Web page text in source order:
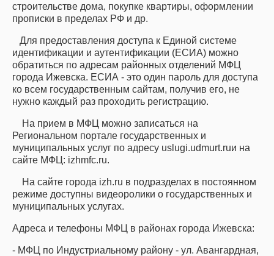
строительстве дома, покупке квартиры, оформлении
прописки в пределах РФ и др.
Для предоставления доступа к Единой системе
идентификации и аутентификации (ЕСИА) можно
обратиться по адресам районных отделений МФЦ
города Ижевска. ЕСИА - это один пароль для доступа
ко всем государственным сайтам, получив его, не
нужно каждый раз проходить регистрацию.
На прием в МФЦ можно записаться на
Региональном портале государственных и
муниципальных услуг по адресу uslugi.udmurt.ruи на
сайте МФЦ: izhmfc.ru.
На сайте города izh.ru в подразделах в постоянном
режиме доступны видеоролики о государственных и
муниципальных услугах.
Адреса и телефоны МФЦ в районах города Ижевска:
- МФЦ по Индустриальному району - ул. Авангардная,